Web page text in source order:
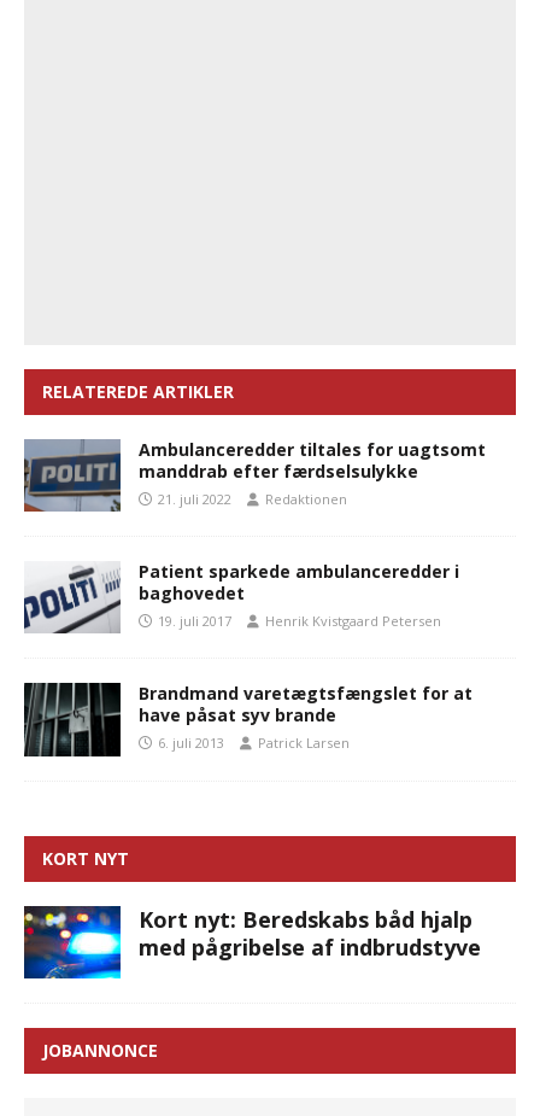
RELATEREDE ARTIKLER
Ambulanceredder tiltales for uagtsomt
manddrab efter færdselsulykke
21. juli 2022 Redaktionen
Patient sparkede ambulanceredder i
baghovedet
19. juli 2017 Henrik Kvistgaard Petersen
Brandmand varetægtsfængslet for at
have påsat syv brande
6. juli 2013 Patrick Larsen
KORT NYT
Kort nyt: Beredskabs båd hjalp
med pågribelse af indbrudstyve
JOBANNONCE